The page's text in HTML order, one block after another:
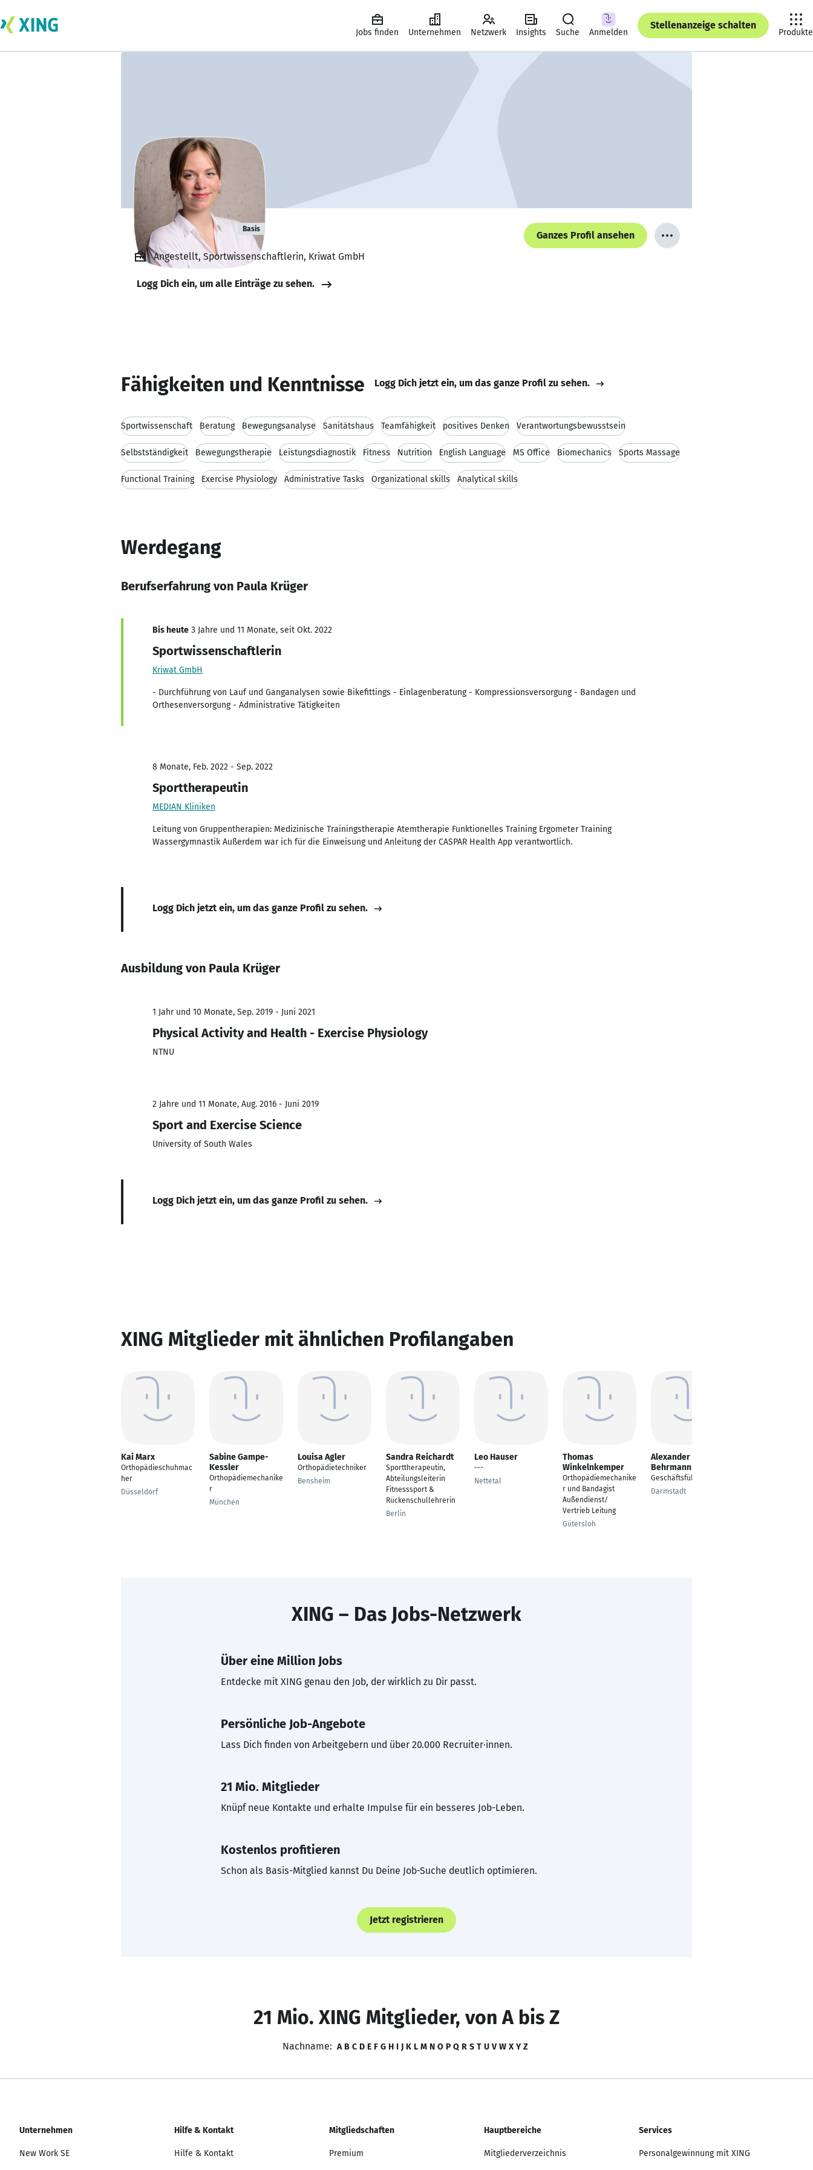
Jobs finden Unternehmen Netzwerk Insights Suche Anmelden
Stellenanzeige schalten
Produkte
Paula Krüger Basis
Ganzes Profil ansehen
Angestellt, Sportwissenschaftlerin, Kriwat GmbH
Logg Dich ein, um alle Einträge zu sehen.
Fähigkeiten und Kenntnisse Logg Dich jetzt ein, um das ganze Profil zu sehen.
Sportwissenschaft Beratung Bewegungsanalyse Sanitätshaus Teamfähigkeit positives Denken Verantwortungsbewusstsein
Selbstständigkeit Bewegungstherapie Leistungsdiagnostik Fitness Nutrition English Language MS Office Biomechanics Sports Massage
Functional Training Exercise Physiology Administrative Tasks Organizational skills Analytical skills
Werdegang
Berufserfahrung von Paula Krüger
Bis heute 3 Jahre und 11 Monate, seit Okt. 2022
Sportwissenschaftlerin
Kriwat GmbH
- Durchführung von Lauf und Ganganalysen sowie Bikefittings - Einlagenberatung - Kompressionsversorgung - Bandagen und
Orthesenversorgung - Administrative Tätigkeiten
8 Monate, Feb. 2022 - Sep. 2022
Sporttherapeutin
MEDIAN Kliniken
Leitung von Gruppentherapien: Medizinische Trainingstherapie Atemtherapie Funktionelles Training Ergometer Training
Wassergymnastik Außerdem war ich für die Einweisung und Anleitung der CASPAR Health App verantwortlich.
Logg Dich jetzt ein, um das ganze Profil zu sehen.
Ausbildung von Paula Krüger
1 Jahr und 10 Monate, Sep. 2019 - Juni 2021
Physical Activity and Health - Exercise Physiology
NTNU
2 Jahre und 11 Monate, Aug. 2016 - Juni 2019
Sport and Exercise Science
University of South Wales
Logg Dich jetzt ein, um das ganze Profil zu sehen.
XING Mitglieder mit ähnlichen Profilangaben
Kai Marx
Orthopädieschuhmac
her
Düsseldorf
Sabine Gampe-
Kessler
Orthopädiemechanike
r
München
Louisa Agler
Orthopädietechniker
Bensheim
Sandra Reichardt
Sporttherapeutin,
Abteilungsleiterin
Fitnesssport &
Rückenschullehrerin
Berlin
Leo Hauser
---
Nettetal
Thomas
Winkelnkemper
Orthopädiemechanike
r und Bandagist
Außendienst/
Vertrieb Leitung
Gütersloh
Alexander
Behrmann
Geschäftsführer
Darmstadt
XING – Das Jobs-Netzwerk
Über eine Million Jobs
Entdecke mit XING genau den Job, der wirklich zu Dir passt.
Persönliche Job-Angebote
Lass Dich finden von Arbeitgebern und über 20.000 Recruiter·innen.
21 Mio. Mitglieder
Knüpf neue Kontakte und erhalte Impulse für ein besseres Job-Leben.
Kostenlos profitieren
Schon als Basis-Mitglied kannst Du Deine Job-Suche deutlich optimieren.
Jetzt registrieren
21 Mio. XING Mitglieder, von A bis Z
Nachname: A B C D E F G H I J K L M N O P Q R S T U V W X Y Z
Unternehmen
New Work SE
Hilfe & Kontakt
Hilfe & Kontakt
Mitgliedschaften
Premium
Hauptbereiche
Mitgliederverzeichnis
Services
Personalgewinnung mit XING